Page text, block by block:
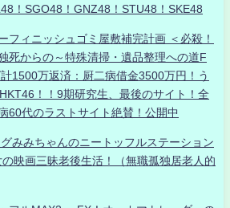
！SGO48！GNZ48！STU48！SKE48
フィニッシュゴミ屋敷補完計画 ＜必殺！
死からの～特殊清掃・遺品整理への道F
1500万返済：厨二病借金3500万円！う
！！9期研究生、最後のサイト！全
60代のラストサイト絶賛！公開中
みみちゃんのニートッフルステーション
映画三昧老後生活！（無職孤独居老人的